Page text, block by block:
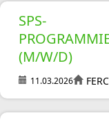
SPS-
(M/W/D)
11.03.2026